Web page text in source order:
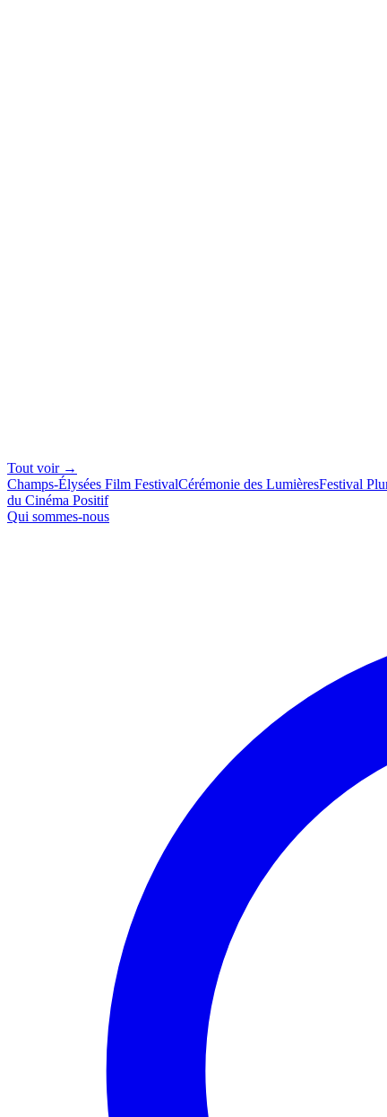
Tout voir →
Champs-Élysées Film FestivalCérémonie des LumièresFestival
du Cinéma Positif
Qui sommes-nous